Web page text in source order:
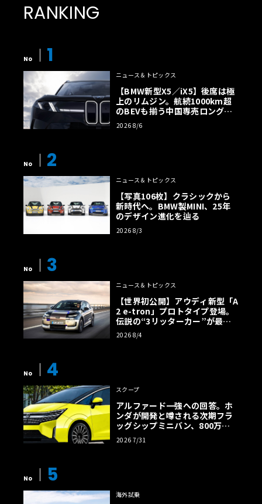
RANKING
No 1
ニュース＆トピックス
【BMW新型X5／iX5】後席は極
上のリムジン。航続1000km超
のBEVも揃う中国専売ロング仕
様の全貌
2026 8/6
No 2
ニュース＆トピックス
【写真106枚】クラシックから
新時代へ。BMW製MINI、25年
のデザイン進化を辿る
2026 8/3
No 3
ニュース＆トピックス
【世界初公開】アウディ新型「A
2 e-tron」プロトタイプ登場。
伝説の“3リッターカー”が最高
効率エントリーBEVとして復活
【画像38枚】
2026 8/4
No 4
スクープ
アルファード一強への回答。ホ
ンダが開発と噂される次期フラ
ッグシップミニバン、800万円
超の勝算【予想CG】
2026 7/31
No 5
海外試乗